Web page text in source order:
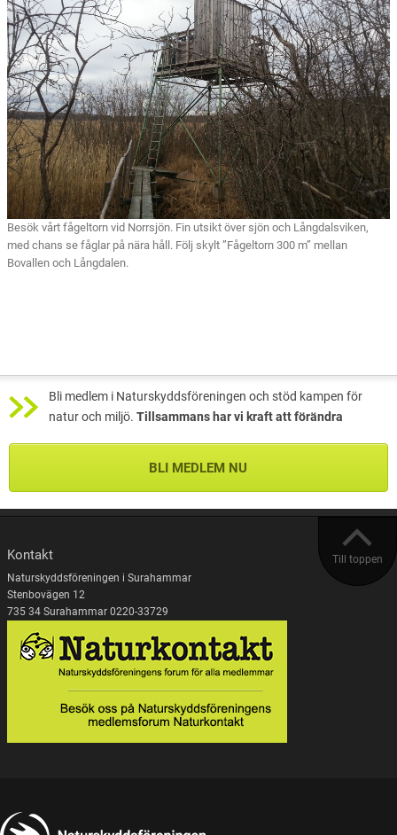
Besök vårt fågeltorn vid Norrsjön. Fin utsikt över sjön och Långdalsviken,
med chans se fåglar på nära håll. Följ skylt ”Fågeltorn 300 m” mellan
Bovallen och Långdalen.
Bli medlem i Naturskyddsföreningen och stöd kampen för
natur och miljö. Tillsammans har vi kraft att förändra
BLI MEDLEM NU
Till toppen
Kontakt
Naturskyddsföreningen i Surahammar
Stenbovägen 12
735 34 Surahammar 0220-33729